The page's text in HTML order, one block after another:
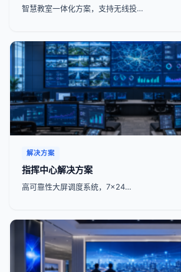
智慧教室一体化方案，支持无线投…
解决方案
指挥中心解决方案
高可靠性大屏调度系统，7x24…